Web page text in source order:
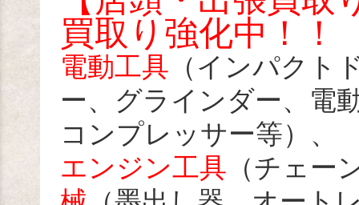
買取り強化中！！
電動工具 （インパクト
ー、グラインダー、電
コンプレッサー等）、
エンジン工具 （チェー